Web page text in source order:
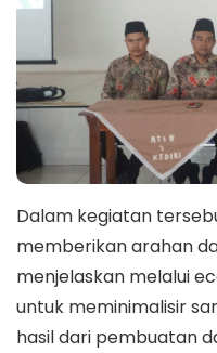
Dalam kegiatan
memberikan arahan
menjelaskan melalui
untuk meminimalisir
hasil dari pembuatan